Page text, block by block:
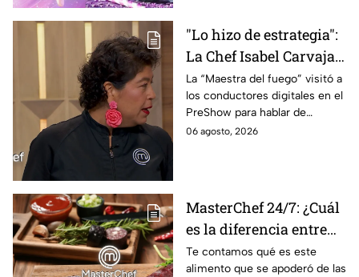
"Lo hizo de estrategia":
La Chef Isabel Carvajal
opina sobre la decisión
de Ramahá de subir a
Daniela al balcón de
MasterChef 24/7
La “Maestra del fuego” visitó a
los conductores digitales en el
PreShow para hablar de
algunos de los sucesos más
06 agosto, 2026
MasterChef 24/7: ¿Cuál
es la diferencia entre
morcilla y moronga?
Te contamos qué es este
alimento que se apoderó de las